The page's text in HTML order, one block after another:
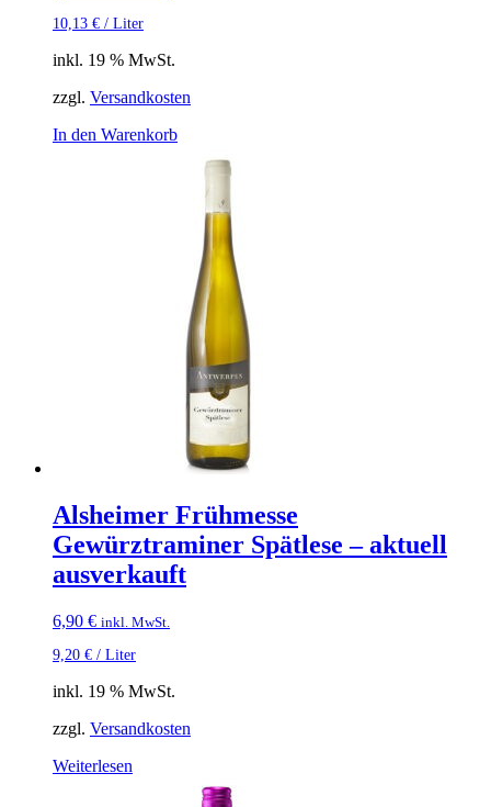
10,13 € / Liter
inkl. 19 % MwSt.
zzgl. Versandkosten
In den Warenkorb
Alsheimer Frühmesse
Gewürztraminer Spätlese – aktuell
ausverkauft
6,90 € inkl. MwSt.
9,20 € / Liter
inkl. 19 % MwSt.
zzgl. Versandkosten
Weiterlesen